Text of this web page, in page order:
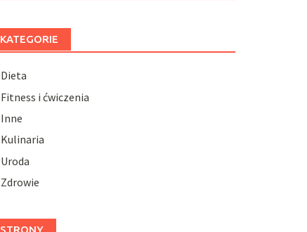
KATEGORIE
Dieta
Fitness i ćwiczenia
Inne
Kulinaria
Uroda
Zdrowie
STRONY